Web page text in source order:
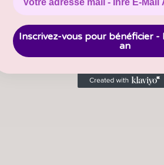
Inscrivez-vous pour bénéficier -
an